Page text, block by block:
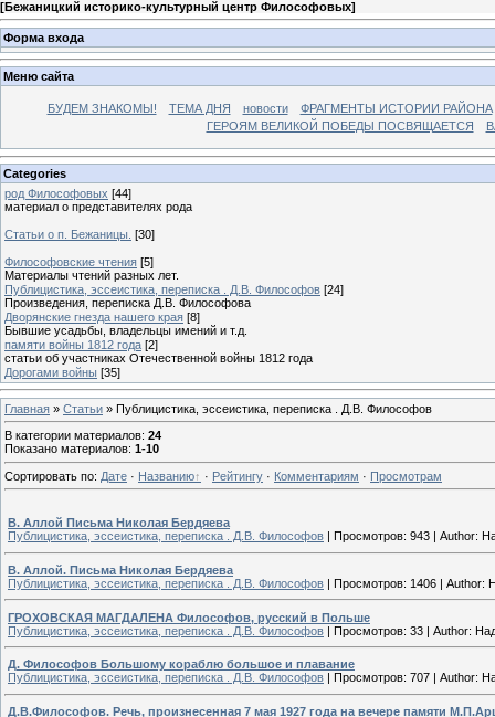
[Бежаницкий историко-культурный центр Философовых]
Форма входа
Меню сайта
БУДЕМ ЗНАКОМЫ! ТЕМА ДНЯ новости
ФРАГМЕНТЫ ИСТОРИИ РАЙОНА
ГЕРОЯМ ВЕЛИКОЙ ПОБЕДЫ ПОСВЯЩАЕТСЯ
Categories
род Философовых [44]
материал о представителях рода
Статьи о п. Бежаницы. [30]
Философовские чтения [5]
Материалы чтений разных лет.
Публицистика, эссеистика, переписка . Д.В. Философов [24]
Произведения, переписка Д.В. Философова
Дворянские гнезда нашего края [8]
Бывшие усадьбы, владельцы имений и т.д.
памяти войны 1812 года [2]
статьи об участниках Отечественной войны 1812 года
Дорогами войны [35]
Главная » Статьи » Публицистика, эссеистика, переписка . Д.В. Философов
В категории материалов: 24
Показано материалов: 1-10
Сортировать по: Дате · Названию · Рейтингу · Комментариям · Просмотрам
В. Аллой Письма Николая Бердяева
Публицистика, эссеистика, переписка . Д.В. Философов
Просмотров: 943 Author:
В. Аллой. Письма Николая Бердяева
Публицистика, эссеистика, переписка . Д.В. Философов | Просмотров: 1406 | Author:
ГРОХОВСКАЯ МАГДАЛЕНА Философов, русский в Польше
Публицистика, эссеистика, переписка . Д.В. Философов | Просмотров: 33 | Author:
Д. Философов Большому кораблю большое и плавание
Публицистика, эссеистика, переписка . Д.В. Философов
Просмотров: 707 Author:
Д.В.Философов. Речь, произнесенная 7 мая 1927 года на вечере памяти